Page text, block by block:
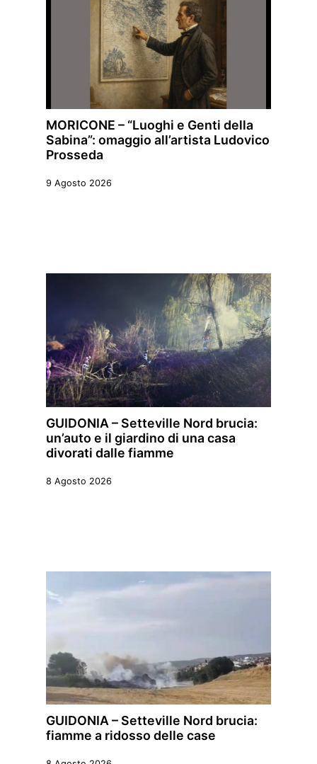
MORICONE – “Luoghi e Genti della
Sabina”: omaggio all’artista Ludovico
Prosseda
9 Agosto 2026
GUIDONIA – Setteville Nord brucia:
un’auto e il giardino di una casa
divorati dalle fiamme
8 Agosto 2026
GUIDONIA – Setteville Nord brucia:
fiamme a ridosso delle case